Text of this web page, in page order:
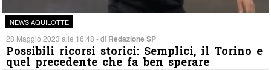
NEWS AQUILOTTE
28 Maggio 2023 alle 16:48 - di Redazione SP
Possibili ricorsi storici: Semplici, il Torino e
quel precedente che fa ben sperare